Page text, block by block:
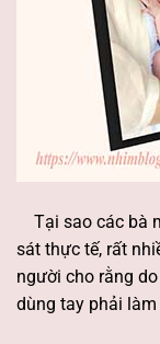
Tại sao các bà
sát thực tế, rất
người cho rằng
dùng tay phải